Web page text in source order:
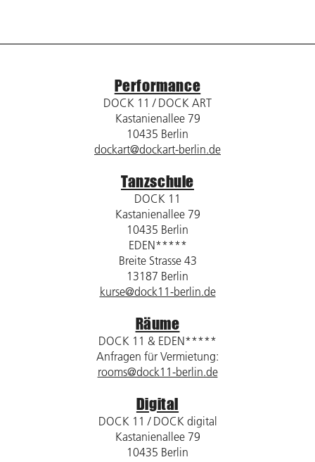
Performance
DOCK 11 / DOCK ART
Kastanienallee 79
10435 Berlin
dockart@dockart-berlin.de
Tanzschule
DOCK 11
Kastanienallee 79
10435 Berlin
EDEN*****
Breite Strasse 43
13187 Berlin
kurse@dock11-berlin.de
Räume
DOCK 11 & EDEN*****
Anfragen für Vermietung:
rooms@dock11-berlin.de
Digital
DOCK 11 / DOCK digital
Kastanienallee 79
10435 Berlin